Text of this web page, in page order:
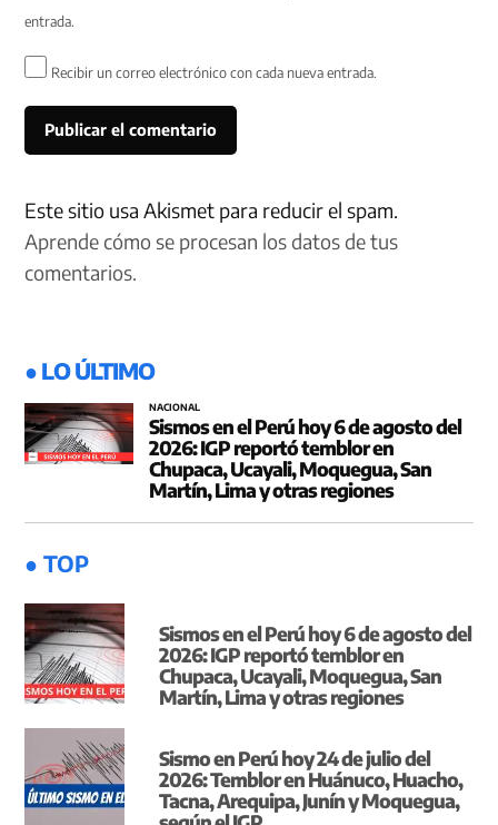
entrada.
Recibir un correo electrónico con cada nueva entrada.
Este sitio usa Akismet para reducir el spam.
Aprende cómo se procesan los datos de tus
comentarios.
● LO ÚLTIMO
NACIONAL
Sismos en el Perú hoy 6 de agosto del
2026: IGP reportó temblor en
Chupaca, Ucayali, Moquegua, San
Martín, Lima y otras regiones
● TOP
Sismos en el Perú hoy 6 de agosto del
2026: IGP reportó temblor en
Chupaca, Ucayali, Moquegua, San
Martín, Lima y otras regiones
Sismo en Perú hoy 24 de julio del
2026: Temblor en Huánuco, Huacho,
Tacna, Arequipa, Junín y Moquegua,